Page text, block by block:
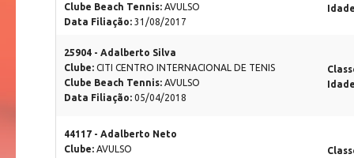
Clube Beach Tennis: AVULSO
Data Filiação: 31/08/2017
25904 - Adalberto Silva
Clube: CITI CENTRO INTERNACIONAL DE TENIS
Clube Beach Tennis: AVULSO
Data Filiação: 05/04/2018
44117 - Adalberto Neto
Clube: AVULSO